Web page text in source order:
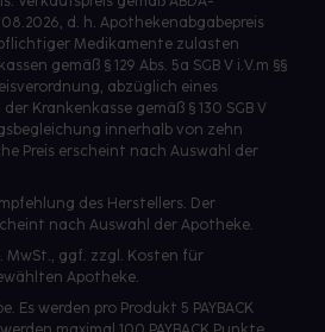
d. h. Apothekenabgabepreis
Medikamente zulasten
gemäß § 129 Abs. 5a SGB V i.V.m §§
abzüglich eines
Krankenkasse gemäß § 130 SGB V
innerhalb von zehn
Preis erscheint nach Auswahl der
des Herstellers. Der
nach Auswahl der Apotheke.
MwSt., ggf. zzgl. Kosten für
Apotheke.
Es werden pro Produkt 5 PAYBACK